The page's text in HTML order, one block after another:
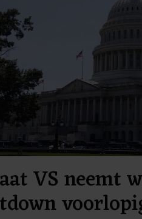
VS neemt